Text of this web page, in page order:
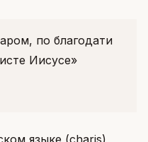
по благодати
Иисусе»
языке (charis)